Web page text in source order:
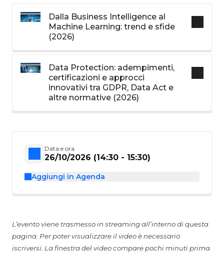
Dalla Business Intelligence al
Machine Learning: trend e sfide
(2026)
Data Protection: adempimenti,
certificazioni e approcci
innovativi tra GDPR, Data Act e
altre normative (2026)
Data e ora
26/10/2026 (14:30 - 15:30)
Aggiungi in Agenda
L’evento viene trasmesso in streaming all’interno di questa
pagina. Per poter visualizzare il video è necessario
iscriversi. La finestra del video compare pochi minuti prima